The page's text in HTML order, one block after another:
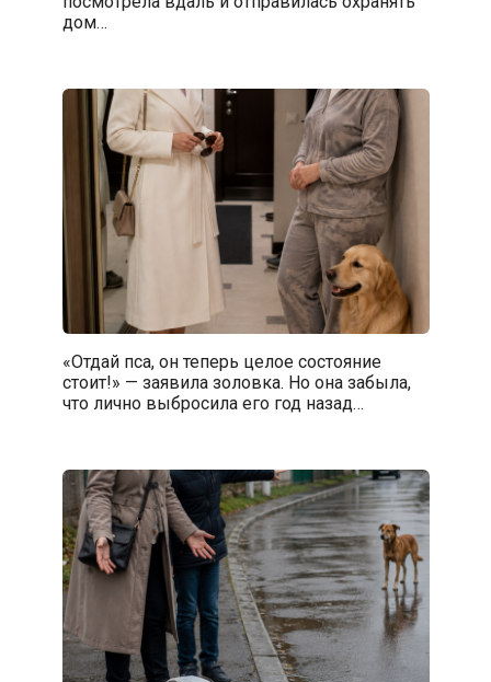
дом…
«Отдай пса, он теперь целое состояние
стоит!» — заявила золовка. Но она забыла,
что лично выбросила его год назад…